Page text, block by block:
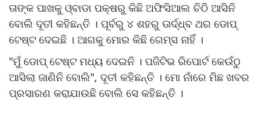
ତାଙ୍କ ପାଖକୁ ଓ୍ବାଡା ପକ୍ଷରୁ କିଛି ଅଫିସିଆଲ ଚିଠି ଆସିନି
ବୋଲି ଦୂତୀ କହିଛନ୍ତି । ପୂର୍ବରୁ ୪ ଶହରୁ ଊର୍ଦ୍ଧ୍ବ ଥର ଡୋପ୍
ଟେଷ୍ଟ ଦେଇଛି । ଆଗକୁ ମୋର କିଛି ଗେମ୍ସ ନାହିଁ ।
"ମୁଁ ଡୋପ୍ ଟେଷ୍ଟ ମଧ୍ୟ ଦେଇନି । ପଜିଟିଭ ରିପୋର୍ଟ କେଉଁଠୁ
ଆସିଲା ଜାଣିନି ବୋଲି", ଦୂତୀ କହିଛନ୍ତି । ମୋ ନାଁରେ ମିଛ ଖବର
ପ୍ରସାରଣ କରାଯାଉଛି ବୋଲି ସେ କହିଛନ୍ତି ।